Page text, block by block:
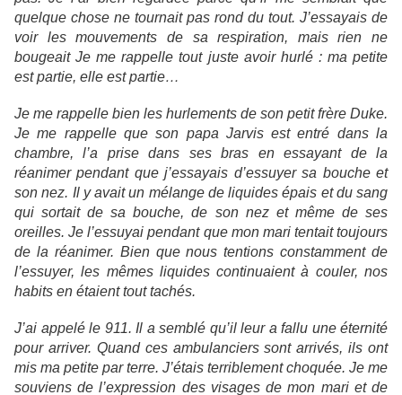
quelque chose ne tournait pas rond du tout. J’essayais de
voir les mouvements de sa respiration, mais rien ne
bougeait Je me rappelle tout juste avoir hurlé : ma petite
est partie, elle est partie…
Je me rappelle bien les hurlements de son petit frère Duke.
Je me rappelle que son papa Jarvis est entré dans la
chambre, l’a prise dans ses bras en essayant de la
réanimer pendant que j’essayais d’essuyer sa bouche et
son nez. Il y avait un mélange de liquides épais et du sang
qui sortait de sa bouche, de son nez et même de ses
oreilles. Je l’essuyai pendant que mon mari tentait toujours
de la réanimer. Bien que nous tentions constamment de
l’essuyer, les mêmes liquides continuaient à couler, nos
habits en étaient tout tachés.
J’ai appelé le 911. Il a semblé qu’il leur a fallu une éternité
pour arriver. Quand ces ambulanciers sont arrivés, ils ont
mis ma petite par terre. J’étais terriblement choquée. Je me
souviens de l’expression des visages de mon mari et de